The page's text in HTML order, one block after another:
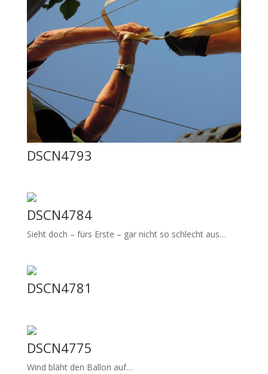
DSCN4793
DSCN4784
Sieht doch – fürs Erste – gar nicht so schlecht aus…
DSCN4781
DSCN4775
Wind bläht den Ballon auf…